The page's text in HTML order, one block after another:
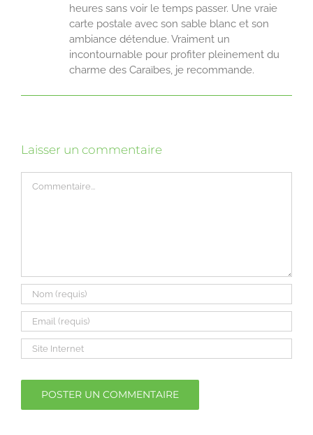
heures sans voir le temps passer. Une vraie
carte postale avec son sable blanc et son
ambiance détendue. Vraiment un
incontournable pour profiter pleinement du
charme des Caraïbes, je recommande.
Laisser un commentaire